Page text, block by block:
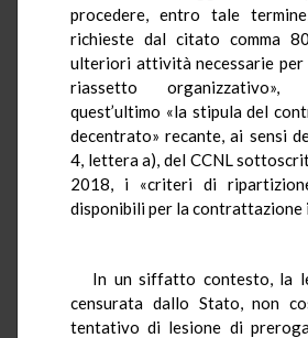
procedere, entro tale
richieste dal citato comma
ulteriori attività necessarie per
riassetto organizzativo»,
quest’ultimo «la stipula del
decentrato» recante, ai sensi
4, lettera a), del CCNL
2018, i «criteri di
disponibili per la contrattazione
In un siffatto contesto, la
censurata dallo Stato, non
tentativo di lesione di